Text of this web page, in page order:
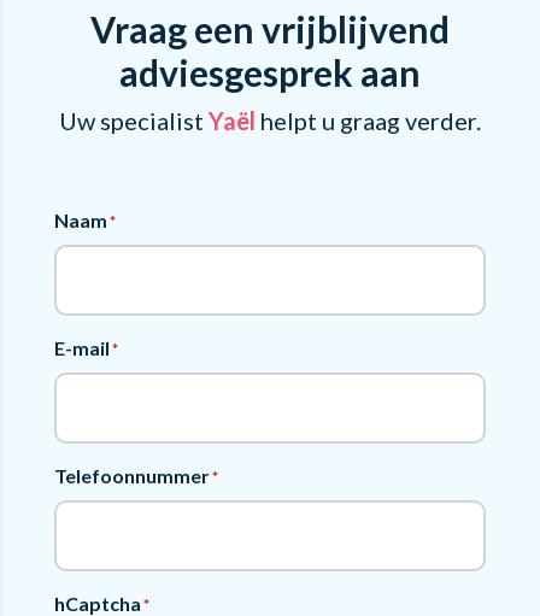
Vraag een vrijblijvend
adviesgesprek aan
Uw specialist Yaël helpt u graag verder.
Naam*
E-mail*
Telefoonnummer*
hCaptcha*